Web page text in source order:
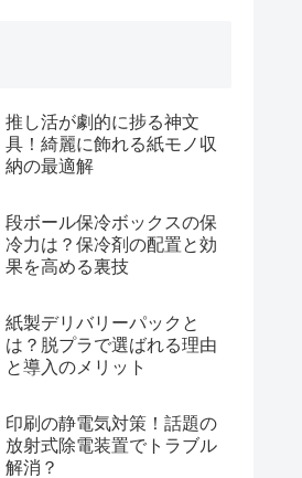
推し活が劇的に捗る神文
具！綺麗に飾れる紙モノ収
納の最適解
段ボール保冷ボックスの保
冷力は？保冷剤の配置と効
果を高める裏技
紙製デリバリーパックと
は？脱プラで選ばれる理由
と導入のメリット
印刷の静電気対策！話題の
放射式除電装置でトラブル
解消？